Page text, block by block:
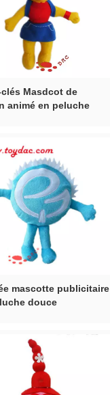
clés Masdcot de
animé en peluche
mascotte publicitaire
douce